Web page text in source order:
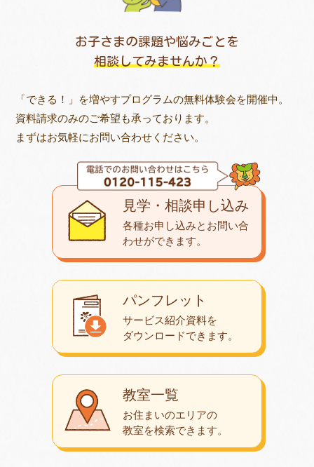
お子さまの課題や悩みごとを
相談してみませんか？
「できる！」を増やすプログラムの無料体験会を開催中。
資料請求のみのご希望も承っております。
まずはお気軽にお問い合わせください。
教室一覧
お住まいのエリアの
教室を検索できます。
パンフレット
サービス紹介資料を
ダウンロードできます。
見学・相談申し込み
各種お申し込みとお問い合
わせができます。